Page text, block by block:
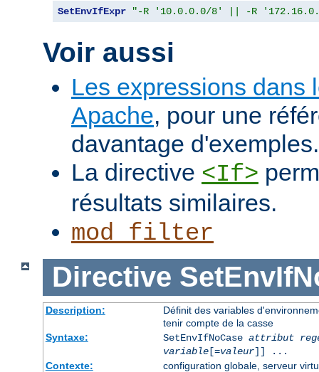
SetEnvIfExpr "-R '10.0.0.0/8' || -R
Voir aussi
Les expressions dans
Apache, pour une
davantage d'exemples.
La directive <If>
résultats similaires.
mod_filter
Directive
Description:
Définit des variables
tenir compte de la casse
Syntaxe:
SetEnvIfNoCase attribut
variable[=valeur]] ...
Contexte:
configuration globale, serveur